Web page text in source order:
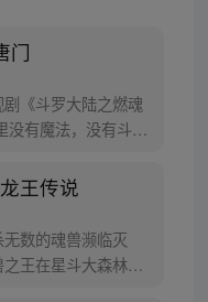
门
剧《斗罗大陆之燃魂
没有魔法，没有斗
微，一代天骄霍雨
都将一一展现。 唐
门能否重现辉煌，
王传说
无数的魂兽濒临灭
王在星斗大森林最